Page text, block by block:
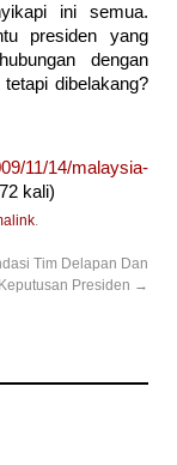
ini semua.
presiden yang
dengan
dibelakang?
11/14/malaysia-
kali)
.
Tim Delapan Dan
Keputusan Presiden →